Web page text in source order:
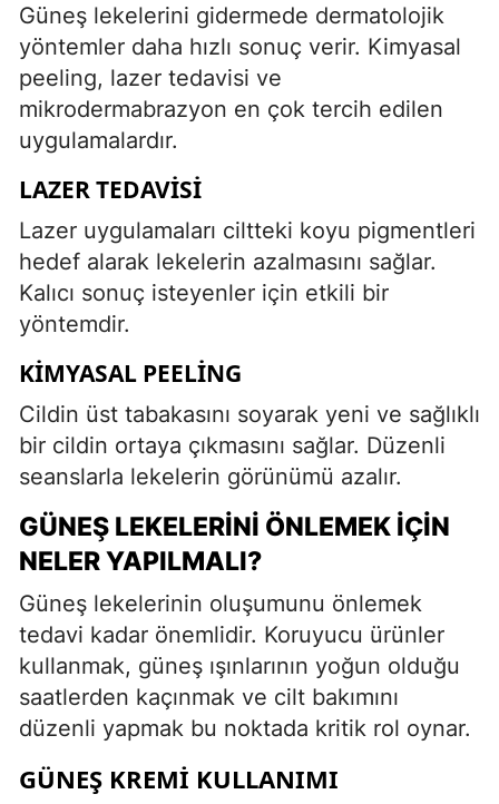
Güneş lekelerini gidermede dermatolojik
yöntemler daha hızlı sonuç verir. Kimyasal
peeling, lazer tedavisi ve
mikrodermabrazyon en çok tercih edilen
uygulamalardır.
LAZER TEDAVISI
Lazer uygulamaları ciltteki koyu pigmentleri
hedef alarak lekelerin azalmasını sağlar.
Kalıcı sonuç isteyenler için etkili bir
yöntemdir.
KIMYASAL PEELING
Cildin üst tabakasını soyarak yeni ve sağlıklı
bir cildin ortaya çıkmasını sağlar. Düzenli
seanslarla lekelerin görünümü azalır.
GÜNEŞ LEKELERINI ÖNLEMEK İÇIN
NELER YAPILMALI?
Güneş lekelerinin oluşumunu önlemek
tedavi kadar önemlidir. Koruyucu ürünler
kullanmak, güneş ışınlarının yoğun olduğu
saatlerden kaçınmak ve cilt bakımını
düzenli yapmak bu noktada kritik rol oynar.
GÜNEŞ KREMI KULLANIMI